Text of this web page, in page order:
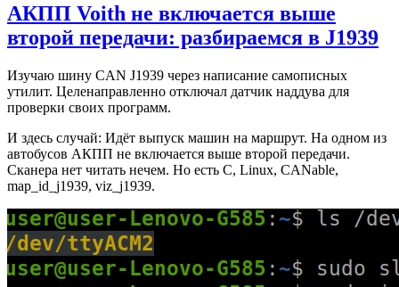
АКПП Voith не включается выше
второй передачи: разбираемся в J1939
Изучаю шину CAN J1939 через написание самописных
утилит. Целенаправленно отключал датчик наддува для
проверки своих программ.
И здесь случай: Идёт выпуск машин на маршрут. На одном из
автобусов АКПП не включается выше второй передачи.
Сканера нет читать нечем. Но есть C, Linux, CANable,
map_id_j1939, viz_j1939.